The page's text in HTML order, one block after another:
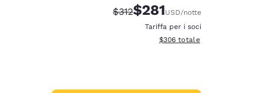
Tariffa di barratura:
$312Tariffa scontata:
$281USD/notte
Tariffa per i soci
Visualizza i dettagli totali
$306 totale